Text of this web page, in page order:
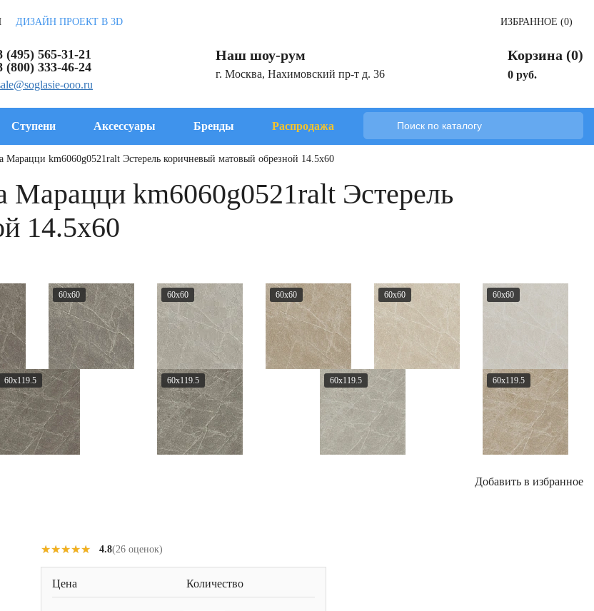
ДИЗАЙН ПРОЕКТ В 3D ИЗБРАННОЕ (0)
(495) 565-31-21
(800) 333-46-24
ooo.ru
Наш шоу-рум
г. Москва, Нахимовский пр-т д. 36
Корзина (0)
0 руб.
Ступени Аксессуары Бренды Распродажа
Марацци km6060g0521ralt Эстерель коричневый матовый обрезной 14.5x60
Марацци km6060g0521ralt Эстерель
14.5x60
60x60 60x60 60x60 60x60 60x60
60x119.5 60x119.5 60x119.5 60x119.5
Добавить в избранное
★★★★★
★★★★★ 4.8(26 оценок)
Цена Количество